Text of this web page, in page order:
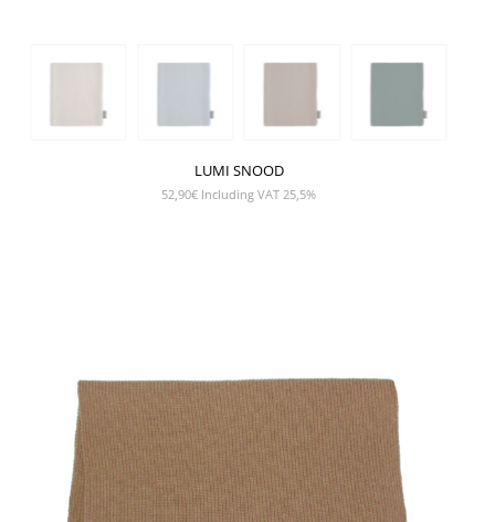
LUMI SNOOD
52,90€ Including VAT 25,5%